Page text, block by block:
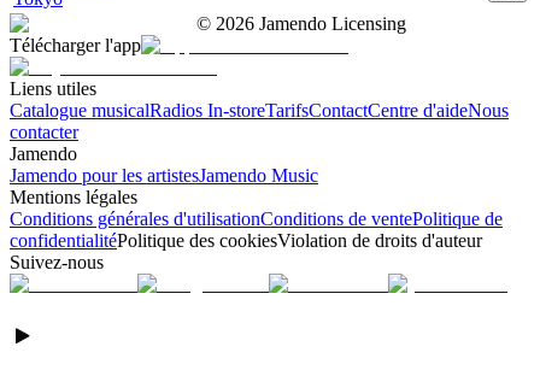
© 2026 Jamendo Licensing
Télécharger l'app
Liens utiles
Catalogue musicalRadios In-storeTarifsContactCentre d'aideNous
contacter
Jamendo
Jamendo pour les artistesJamendo Music
Mentions légales
Conditions générales d'utilisationConditions de ventePolitique de
confidentialitéPolitique des cookiesViolation de droits d'auteur
Suivez-nous